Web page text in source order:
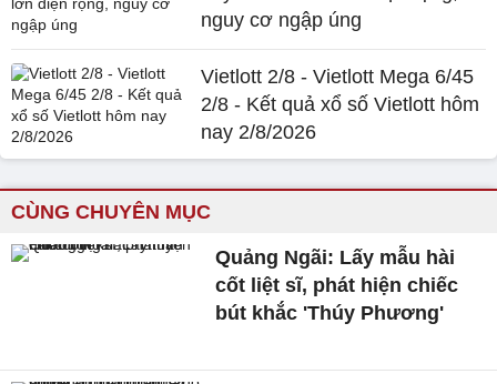
nguy cơ ngập úng
Vietlott 2/8 - Vietlott Mega 6/45
2/8 - Kết quả xổ số Vietlott hôm
nay 2/8/2026
CÙNG CHUYÊN MỤC
Quảng Ngãi: Lấy mẫu hài
cốt liệt sĩ, phát hiện chiếc
bút khắc 'Thúy Phương'